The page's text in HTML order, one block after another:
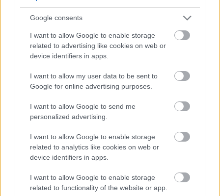
Google consents
I want to allow Google to enable storage
related to advertising like cookies on web or
device identifiers in apps.
I want to allow my user data to be sent to
Google for online advertising purposes.
I want to allow Google to send me
personalized advertising.
I want to allow Google to enable storage
related to analytics like cookies on web or
device identifiers in apps.
I want to allow Google to enable storage
related to functionality of the website or app.
Gitártorzítás és gördeszkák a Duna-
parton: szombaton jön a Varázs
Garázs Feszt bemelegítő bulija
Augusztus közepén a mogyoródi Ring Autósmozi és